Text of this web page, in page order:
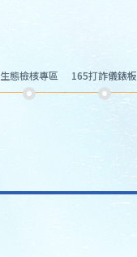
生態檢核專區 165打詐儀錶板